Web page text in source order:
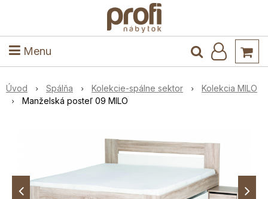
Menu
Kuchyňa a jedáleň
Úvod Spálňa Kolekcie-spálne sektor
Kolekcia MILO
Manželská posteľ 09 MILO